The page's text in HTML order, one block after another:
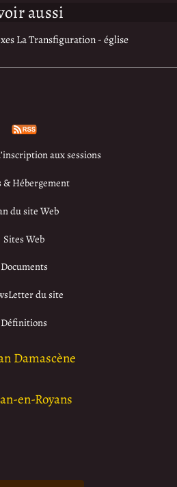
aussi
La Transfiguration - église
aux sessions
& Hébergement
du site Web
Sites Web
Documents
du site
Définitions
Damascène
en-Royans